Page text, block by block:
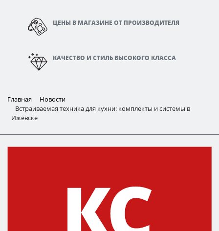
ЦЕНЫ В МАГАЗИНЕ ОТ ПРОИЗВОДИТЕЛЯ
КАЧЕСТВО И СТИЛЬ ВЫСОКОГО КЛАССА
Главная
Новости
Встраиваемая техника для кухни: комплекты и системы в
Ижевске